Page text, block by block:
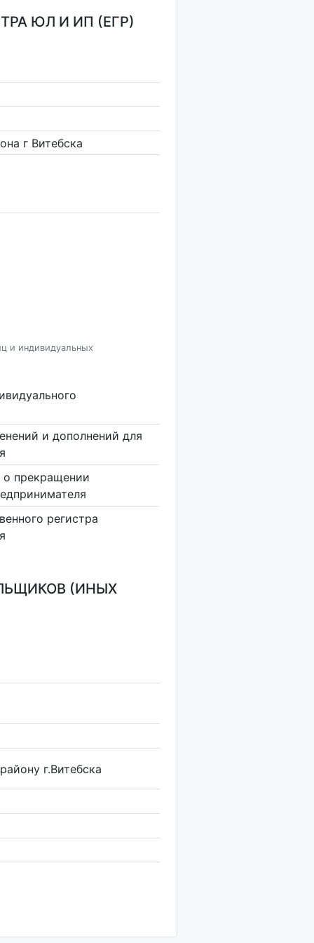
ЮЛ И ИП (ЕГР)
г Витебска
и индивидуальных
и дополнений для
о прекращении
регистра
(ИНЫХ
г.Витебска